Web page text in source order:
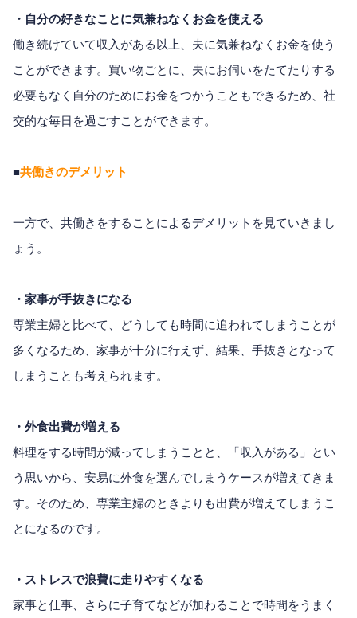
・自分の好きなことに気兼ねなくお金を使える
働き続けていて収入がある以上、夫に気兼ねなくお金を使う
ことができます。買い物ごとに、夫にお伺いをたてたりする
必要もなく自分のためにお金をつかうこともできるため、社
交的な毎日を過ごすことができます。
■共働きのデメリット
一方で、共働きをすることによるデメリットを見ていきまし
ょう。
・家事が手抜きになる
専業主婦と比べて、どうしても時間に追われてしまうことが
多くなるため、家事が十分に行えず、結果、手抜きとなって
しまうことも考えられます。
・外食出費が増える
料理をする時間が減ってしまうことと、「収入がある」とい
う思いから、安易に外食を選んでしまうケースが増えてきま
す。そのため、専業主婦のときよりも出費が増えてしまうこ
とになるのです。
・ストレスで浪費に走りやすくなる
家事と仕事、さらに子育てなどが加わることで時間をうまく